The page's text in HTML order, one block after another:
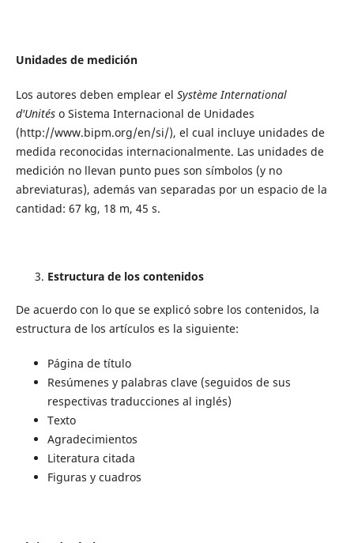
Unidades de medición
Los autores deben emplear el Système International
d'Unités o Sistema Internacional de Unidades
(http://www.bipm.org/en/si/), el cual incluye unidades de
medida reconocidas internacionalmente. Las unidades de
medición no llevan punto pues son símbolos (y no
abreviaturas), además van separadas por un espacio de la
cantidad: 67 kg, 18 m, 45 s.
Estructura de los contenidos
De acuerdo con lo que se explicó sobre los contenidos, la
estructura de los artículos es la siguiente:
Página de título
Resúmenes y palabras clave (seguidos de sus
respectivas traducciones al inglés)
Texto
Agradecimientos
Literatura citada
Figuras y cuadros